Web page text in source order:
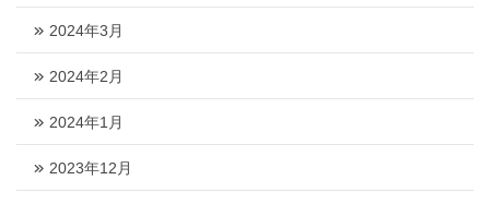
2024年3月
2024年2月
2024年1月
2023年12月